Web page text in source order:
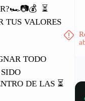
⏳
TUS VALORES
TODO
DE LAS ⏳